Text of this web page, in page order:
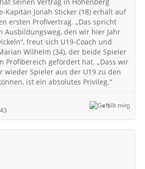
Kapitän Jonah Sticker (18) erhält auf
ersten Profivertrag. „Das spricht
Ausbildungsweg, den wir hier Jahr
freut sich U19-Coach und
Wilhelm (34), der beide Spieler
Profibereich gefördert hat. „Dass wir
wieder Spieler aus der U19 zu den
ist ein absolutes Privileg.“
1 0